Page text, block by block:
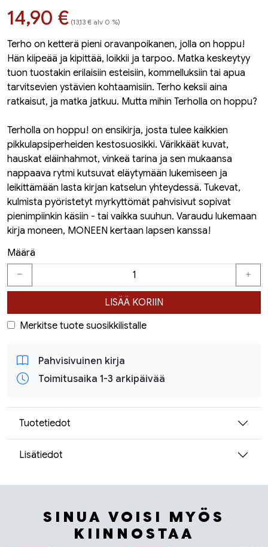
Hinta nyt
14,90 € (13,13 € alv 0 %)
Terho on ketterä pieni oravanpoikanen, jolla on hoppu!
Hän kiipeää ja kipittää, loikkii ja tarpoo. Matka keskeytyy
tuon tuostakin erilaisiin esteisiin, kommelluksiin tai apua
tarvitsevien ystävien kohtaamisiin. Terho keksii aina
ratkaisut, ja matka jatkuu. Mutta mihin Terholla on hoppu?
Terholla on hoppu! on ensikirja, josta tulee kaikkien
pikkulapsiperheiden kestosuosikki. Värikkäät kuvat,
hauskat eläinhahmot, vinkeä tarina ja sen mukaansa
nappaava rytmi kutsuvat eläytymään lukemiseen ja
leikittämään lasta kirjan katselun yhteydessä. Tukevat,
kulmista pyöristetyt myrkyttömät pahvisivut sopivat
pienimpiinkin käsiin - tai vaikka suuhun. Varaudu lukemaan
kirja moneen, MONEEN kertaan lapsen kanssa!
Määrä
LISÄÄ KORIIN
Merkitse tuote suosikkilistalle
Pahvisivuinen kirja
Toimitusaika 1-3 arkipäivää
Tuotetiedot
Lisätiedot
SINUA VOISI MYÖS
KIINNOSTAA